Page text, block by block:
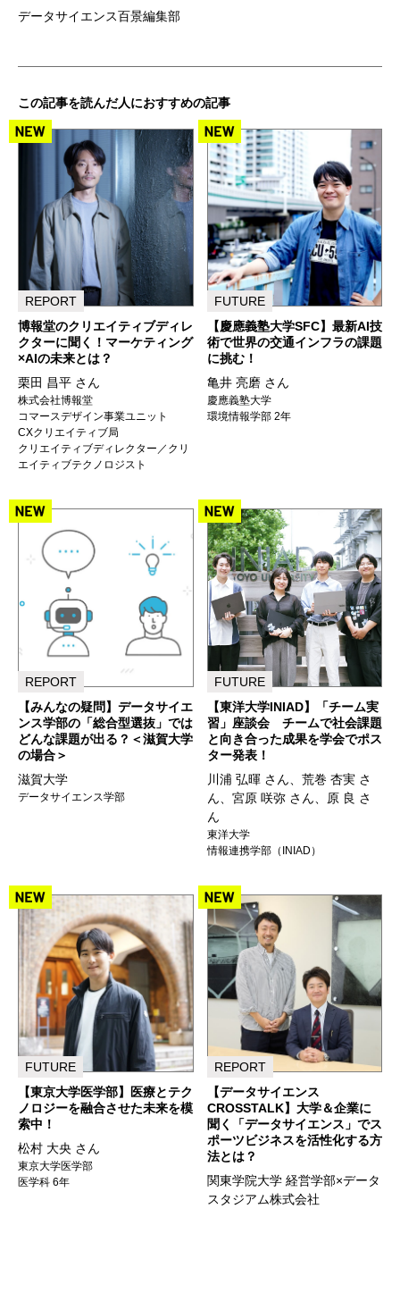
データサイエンス百景編集部
この記事を読んだ人におすすめの記事
REPORT
博報堂のクリエイティブディレ
クターに聞く！マーケティング
×AIの未来とは？
栗田 昌平 さん
株式会社博報堂
コマースデザイン事業ユニット
CXクリエイティブ局
クリエイティブディレクター／クリ
エイティブテクノロジスト
FUTURE
【慶應義塾大学SFC】最新AI技
術で世界の交通インフラの課題
に挑む！
亀井 亮磨 さん
慶應義塾大学
環境情報学部 2年
REPORT
【みんなの疑問】データサイエ
ンス学部の「総合型選抜」では
どんな課題が出る？＜滋賀大学
の場合＞
滋賀大学
データサイエンス学部
FUTURE
【東洋大学INIAD】「チーム実
習」座談会 チームで社会課題
と向き合った成果を学会でポス
ター発表！
川浦 弘暉 さん、荒巻 杏実 さ
ん、宮原 咲弥 さん、原 良 さ
ん
東洋大学
情報連携学部（INIAD）
FUTURE
【東京大学医学部】医療とテク
ノロジーを融合させた未来を模
索中！
松村 大央 さん
東京大学医学部
医学科 6年
REPORT
【データサイエンス
CROSSTALK】大学＆企業に
聞く「データサイエンス」でス
ポーツビジネスを活性化する方
法とは？
関東学院大学 経営学部×データ
スタジアム株式会社